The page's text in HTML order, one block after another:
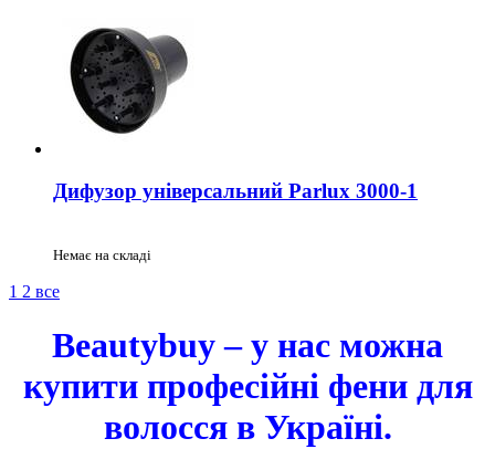
Дифузор універсальний Parlux 3000-1
Немає на складі
1 2 все
Beautybuy – у нас можна
купити професійні фени для
волосся в Україні.